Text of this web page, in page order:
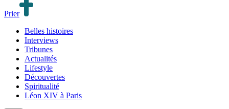
Prier
Belles histoires
Interviews
Tribunes
Actualités
Lifestyle
Découvertes
Spiritualité
Léon XIV à Paris